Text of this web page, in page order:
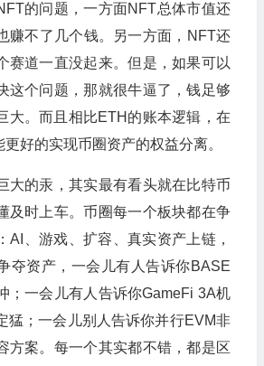
的问题，一方面NFT总体市值还
赚不了几个钱。另一方面，NFT还
赛道一直没起来。但是，如果可以
这个问题，那就很牛逼了，钱足够
大。而且相比ETH的账本逻辑，在
好的实现币圈资产的权益分离。
大的汞，其实最有看头就在比特币
及时上车。币圈每一个板块都在争
AI、游戏、扩容、真实资产上链，
夺资产，一会儿有人告诉你BASE
；一会儿有人告诉你GameFi 3A机
猛；一会儿别人告诉你并行EVM非
方案。每一个其实都不错，都是区